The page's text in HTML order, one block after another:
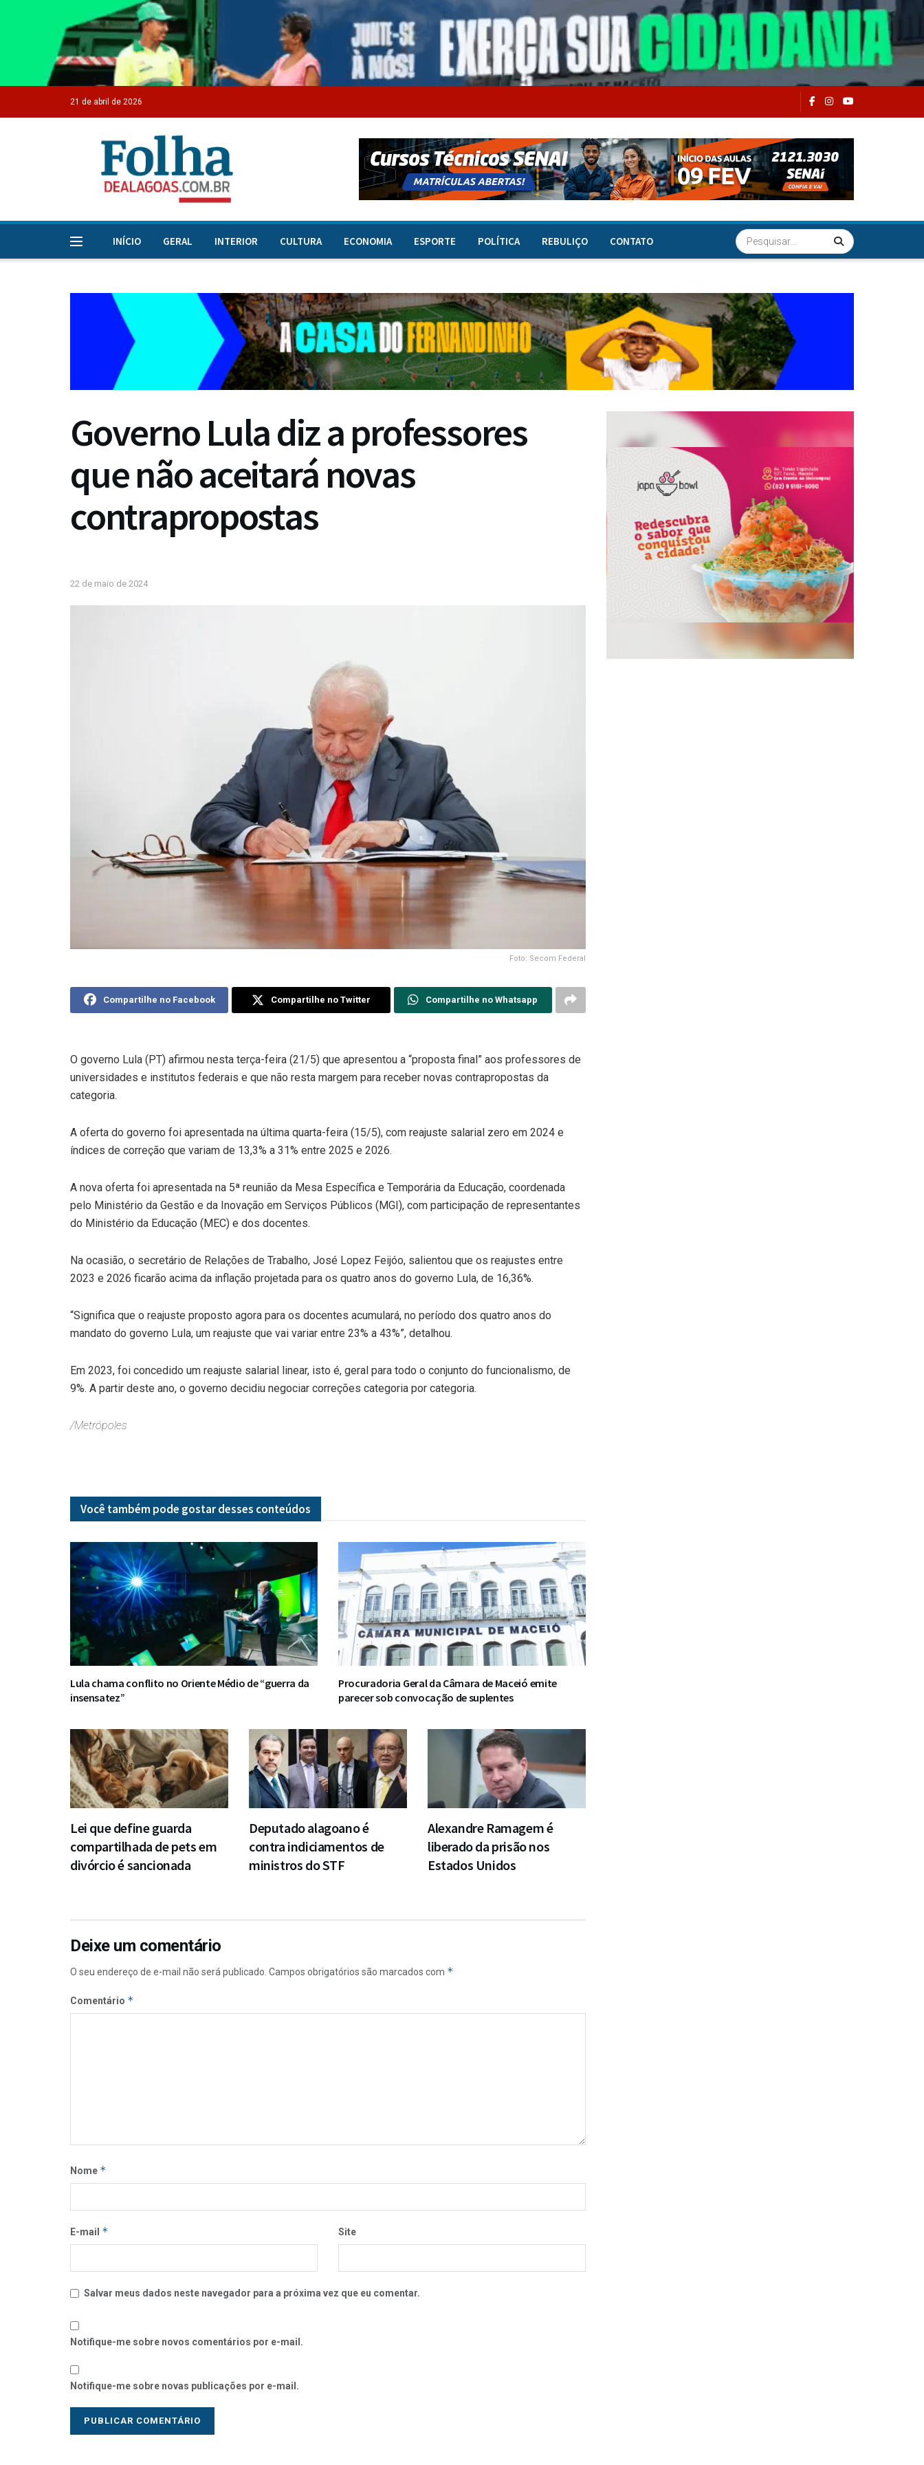
21 de abril de 2026
INÍCIO GERAL INTERIOR CULTURA ECONOMIA ESPORTE POLÍTICA REBULIÇO CONTATO
Governo Lula diz a professores
que não aceitará novas
contrapropostas
22 de maio de 2024
Foto: Secom Federal
Compartilhe no Facebook Compartilhe no Twitter Compartilhe no Whatsapp
O governo Lula (PT) afirmou nesta terça-feira (21/5) que apresentou a “proposta final” aos professores de
universidades e institutos federais e que não resta margem para receber novas contrapropostas da
categoria.
A oferta do governo foi apresentada na última quarta-feira (15/5), com reajuste salarial zero em 2024 e
índices de correção que variam de 13,3% a 31% entre 2025 e 2026.
A nova oferta foi apresentada na 5ª reunião da Mesa Específica e Temporária da Educação, coordenada
pelo Ministério da Gestão e da Inovação em Serviços Públicos (MGI), com participação de representantes
do Ministério da Educação (MEC) e dos docentes.
Na ocasião, o secretário de Relações de Trabalho, José Lopez Feijóo, salientou que os reajustes entre
2023 e 2026 ficarão acima da inflação projetada para os quatro anos do governo Lula, de 16,36%.
“Significa que o reajuste proposto agora para os docentes acumulará, no período dos quatro anos do
mandato do governo Lula, um reajuste que vai variar entre 23% a 43%”, detalhou.
Em 2023, foi concedido um reajuste salarial linear, isto é, geral para todo o conjunto do funcionalismo, de
9%. A partir deste ano, o governo decidiu negociar correções categoria por categoria.
/Metrópoles
Você também pode gostar desses conteúdos
Lula chama conflito no Oriente Médio de “guerra da
insensatez”
Procuradoria Geral da Câmara de Maceió emite
parecer sob convocação de suplentes
Lei que define guarda
compartilhada de pets em
divórcio é sancionada
Deputado alagoano é
contra indiciamentos de
ministros do STF
Alexandre Ramagem é
liberado da prisão nos
Estados Unidos
Deixe um comentário
O seu endereço de e-mail não será publicado. Campos obrigatórios são marcados com *
Comentário *
Nome *
E-mail * Site
Salvar meus dados neste navegador para a próxima vez que eu comentar.
Notifique-me sobre novos comentários por e-mail.
Notifique-me sobre novas publicações por e-mail.